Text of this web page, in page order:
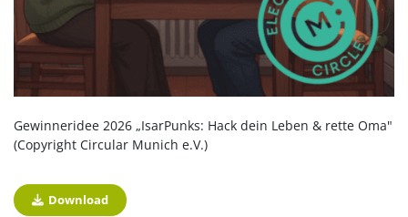
Gewinneridee 2026 „IsarPunks: Hack dein Leben & rette Oma"
(Copyright Circular Munich e.V.)
Download